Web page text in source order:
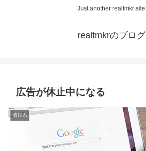
Just another realtmkr site
realtmkrのブログ
広告が休止中になる
情報系